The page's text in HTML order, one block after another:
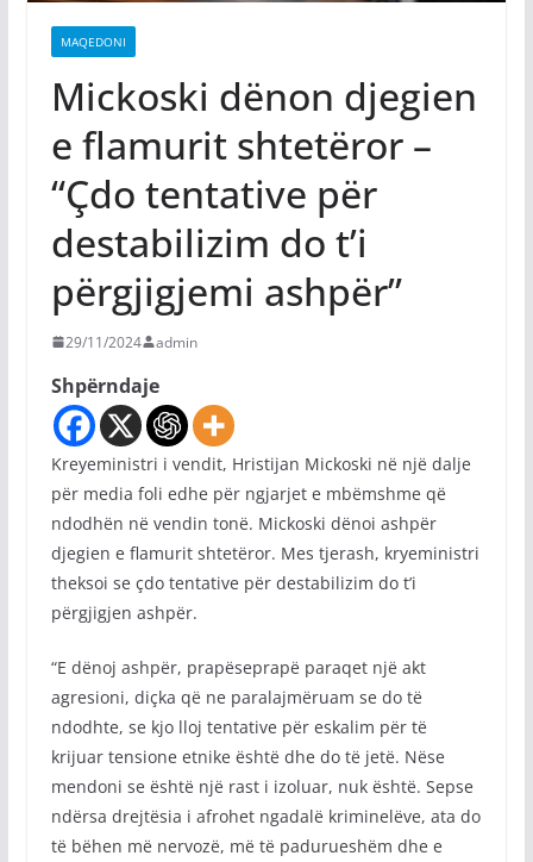
MAQEDONI
Mickoski dënon djegien
e flamurit shtetëror –
“Çdo tentative për
destabilizim do t’i
përgjigjemi ashpër”
29/11/2024 admin
Shpërndaje
Kreyeministri i vendit, Hristijan Mickoski në një dalje
për media foli edhe për ngjarjet e mbëmshme që
ndodhën në vendin tonë. Mickoski dënoi ashpër
djegien e flamurit shtetëror. Mes tjerash, kryeministri
theksoi se çdo tentative për destabilizim do t’i
përgjigjen ashpër.
“E dënoj ashpër, prapëseprapë paraqet një akt
agresioni, diçka që ne paralajmëruam se do të
ndodhte, se kjo lloj tentative për eskalim për të
krijuar tensione etnike është dhe do të jetë. Nëse
mendoni se është një rast i izoluar, nuk është. Sepse
ndërsa drejtësia i afrohet ngadalë kriminelëve, ata do
të bëhen më nervozë, më të padurueshëm dhe e